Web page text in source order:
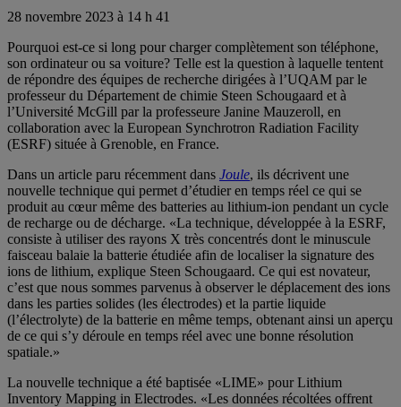
28 novembre 2023 à 14 h 41
Pourquoi est-ce si long pour charger complètement son téléphone,
son ordinateur ou sa voiture? Telle est la question à laquelle tentent
de répondre des équipes de recherche dirigées à l’UQAM par le
professeur du Département de chimie Steen Schougaard et à
l’Université McGill par la professeure Janine Mauzeroll, en
collaboration avec la European Synchrotron Radiation Facility
(ESRF) située à Grenoble, en France.
Dans un article paru récemment dans Joule, ils décrivent une
nouvelle technique qui permet d’étudier en temps réel ce qui se
produit au cœur même des batteries au lithium-ion pendant un cycle
de recharge ou de décharge. «La technique, développée à la ESRF,
consiste à utiliser des rayons X très concentrés dont le minuscule
faisceau balaie la batterie étudiée afin de localiser la signature des
ions de lithium, explique Steen Schougaard. Ce qui est novateur,
c’est que nous sommes parvenus à observer le déplacement des ions
dans les parties solides (les électrodes) et la partie liquide
(l’électrolyte) de la batterie en même temps, obtenant ainsi un aperçu
de ce qui s’y déroule en temps réel avec une bonne résolution
spatiale.»
La nouvelle technique a été baptisée «LIME» pour Lithium
Inventory Mapping in Electrodes. «Les données récoltées offrent